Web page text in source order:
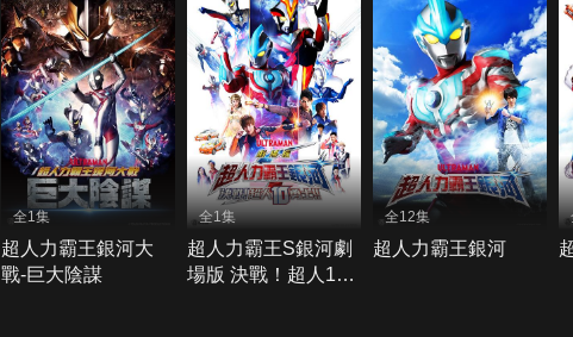
全1集
超人力霸王銀河大
戰-巨大陰謀
全1集
超人力霸王S銀河劇
場版 決戰！超人10
全12集
超人力霸王銀河